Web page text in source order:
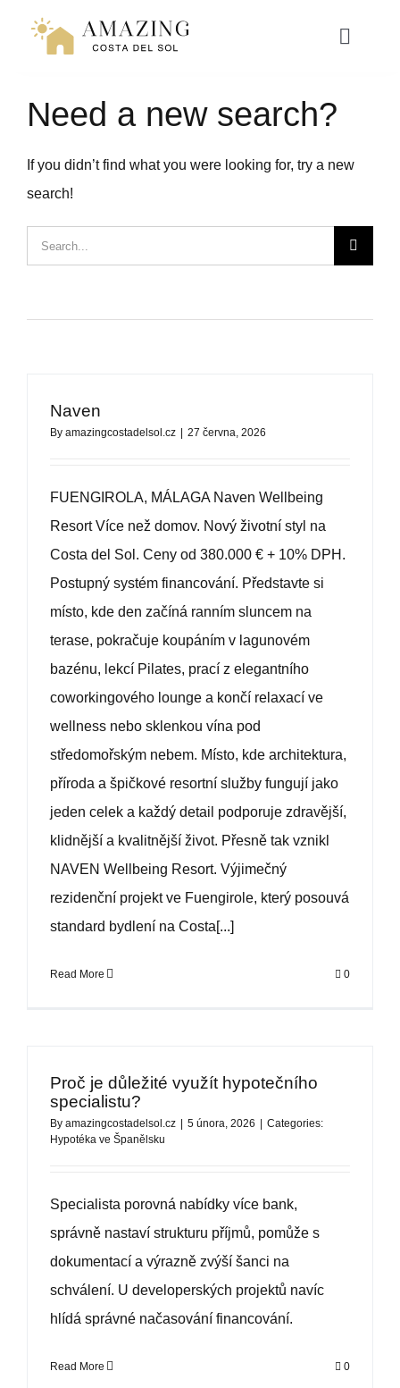
Toggle
NAVEN
RESORT LIVING
HYPOTÉKA
BCAS
KONTAKT
Need a new search?
If you didn’t find what you were looking for, try a new
search!
Hledat:
Naven
By amazingcostadelsol.cz 27 června, 2026
FUENGIROLA, MÁLAGA Naven Wellbeing
Resort Více než domov. Nový životní styl na
Costa del Sol. Ceny od 380.000 € + 10% DPH.
Postupný systém financování. Představte si
místo, kde den začíná ranním sluncem na
terase, pokračuje koupáním v lagunovém
bazénu, lekcí Pilates, prací z elegantního
coworkingového lounge a končí relaxací ve
wellness nebo sklenkou vína pod
středomořským nebem. Místo, kde architektura,
příroda a špičkové resortní služby fungují jako
jeden celek a každý detail podporuje zdravější,
klidnější a kvalitnější život. Přesně tak vznikl
NAVEN Wellbeing Resort. Výjimečný
rezidenční projekt ve Fuengirole, který posouvá
standard bydlení na Costa[...]
Read More 0
Proč je důležité využít hypotečního
specialistu?
By amazingcostadelsol.cz 5 února, 2026
Categories:
Hypotéka ve Španělsku
Specialista porovná nabídky více bank,
správně nastaví strukturu příjmů, pomůže s
dokumentací a výrazně zvýší šanci na
schválení. U developerských projektů navíc
hlídá správné načasování financování.
Read More 0